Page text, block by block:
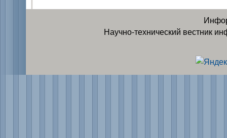
Научно-технический вестник